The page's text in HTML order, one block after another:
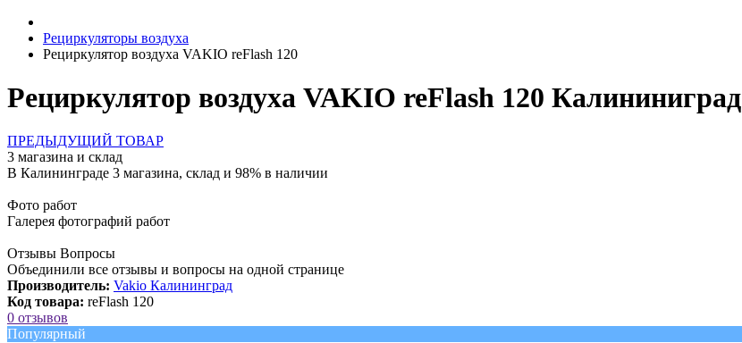
Рециркуляторы воздуха
Рециркулятор воздуха VAKIO reFlash 120
Рециркулятор воздуха VAKIO reFlash 120 Калининиград
ПРЕДЫДУЩИЙ ТОВАР
3 магазина и склад
В Калининграде 3 магазина, склад и 98% в наличии
Фото работ
Галерея фотографий работ
Отзывы Вопросы
Объединили все отзывы и вопросы на одной странице
Производитель: Vakio Калининград
Код товара: reFlash 120
0 отзывов
Популярный